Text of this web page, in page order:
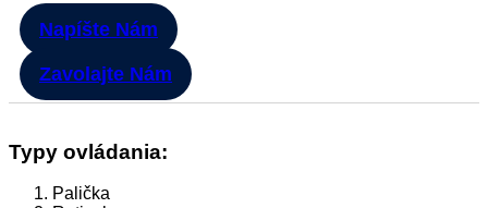
Napíšte Nám
Zavolajte Nám
Typy ovládania:
Palička